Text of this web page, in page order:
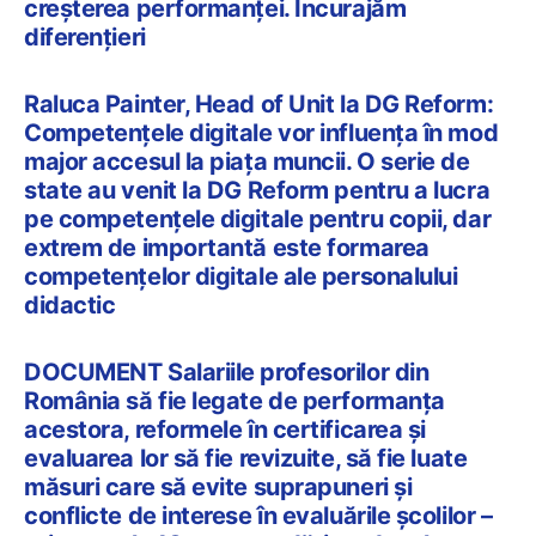
creșterea performanței. Încurajăm
diferențieri
Raluca Painter, Head of Unit la DG Reform:
Competențele digitale vor influența în mod
major accesul la piața muncii. O serie de
state au venit la DG Reform pentru a lucra
pe competențele digitale pentru copii, dar
extrem de importantă este formarea
competențelor digitale ale personalului
didactic
DOCUMENT Salariile profesorilor din
România să fie legate de performanța
acestora, reformele în certificarea și
evaluarea lor să fie revizuite, să fie luate
măsuri care să evite suprapuneri și
conflicte de interese în evaluările școlilor –